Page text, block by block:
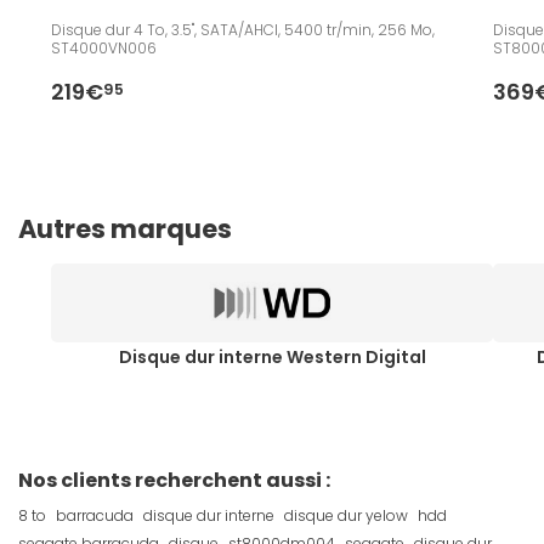
Disque dur 4 To, 3.5", SATA/AHCI, 5400 tr/min, 256 Mo,
ST4000VN006
219€95
Autres marques
Disque dur interne Western Digital
Nos clients recherchent aussi :
8 to barracuda disque dur interne disque dur yelow hdd